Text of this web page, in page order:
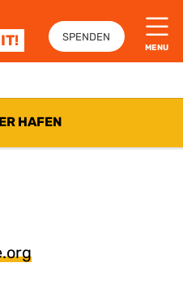
SPENDEN
MENU
HAFEN